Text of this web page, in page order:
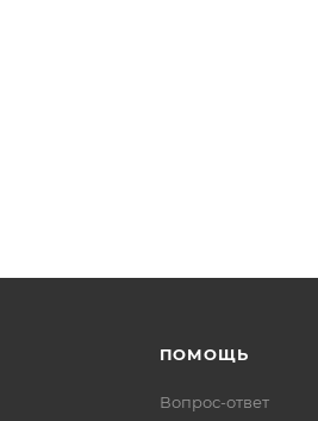
ПОМОЩЬ
Вопрос-ответ